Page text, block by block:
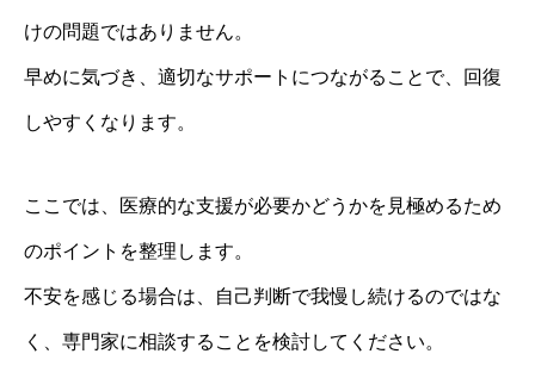
けの問題ではありません。
早めに気づき、適切なサポートにつながることで、回復
しやすくなります。
ここでは、医療的な支援が必要かどうかを見極めるため
のポイントを整理します。
不安を感じる場合は、自己判断で我慢し続けるのではな
く、専門家に相談することを検討してください。